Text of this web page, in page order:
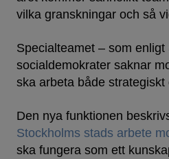
vilka granskningar och så
Specialteamet – som enligt
socialdemokrater saknar
ska arbeta både strategiskt
Den nya funktionen
Stockholms stads arbete
ska fungera som ett